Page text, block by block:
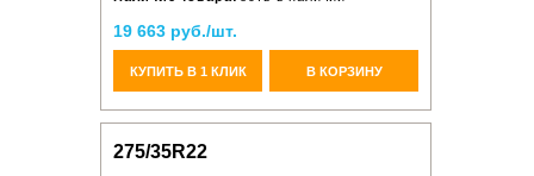
19 663 руб./шт.
КУПИТЬ В 1 КЛИК В КОРЗИНУ
275/35R22